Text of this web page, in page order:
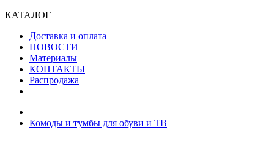
КАТАЛОГ
Доставка и оплата
НОВОСТИ
Материалы
КОНТАКТЫ
Распродажа
Комоды и тумбы для обуви и ТВ